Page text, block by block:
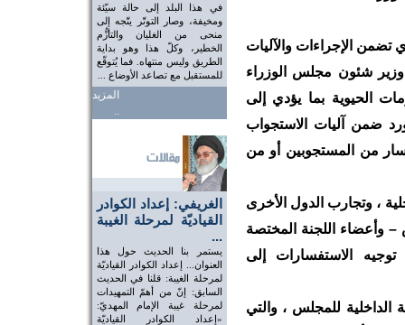
في هذا البلد إلى حالة سيّئة
ومخيفة، وصار التوتّر يتّجه إلى
منحى من الغليان والتأزُّم
الخطير، وكلّ هذا وهو بداية
الطريق وليس منتهاه. فما يُتوقّع
للمستقبل مع تصاعد الأوضاع ...
المزيد
..
الغريفي: إعداد الكوادر
القياديّة لمرحلة الغيبة
...
يستمر بنا الحديث حول هذا
العنوان... إعداد الكوادر القياديّة
لمرحلة الغيبة: قلنا في الحديث
السابق: إنّ من أهمّ التمهيدات
لمرحلة غيبة الإمام المهديّ:
«إعداد الكوادر القياديّة
تضمن الإجراءات والآليات
شئون مجلس الوزراء
الحيوية بما يؤدي إلى
ضمن آليات الاستجواب
من المستجوبين أو من
، وتجارب الدول الأخرى
– وأعضاء اللجنة المختصة
الاستفسارات إلى
المادة 147 من اللائحة الداخلية للمجلس ، والتي